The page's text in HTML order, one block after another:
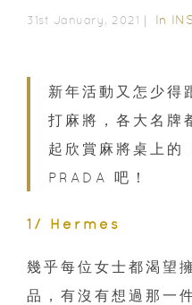
31st January, 2021｜ In
新年活動又怎少得
打麻將，各大名牌
起欣賞麻將桌上
PRADA 吧！
1/ Hermés
幾乎每位女士都渴
品，有沒有想過那一